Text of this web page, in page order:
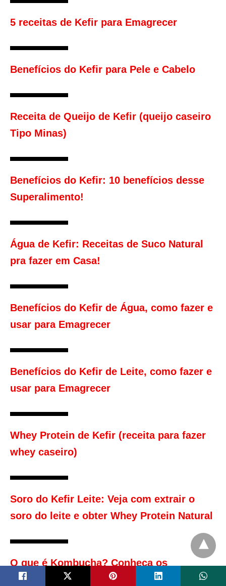
5 receitas de Kefir para Emagrecer
Benefícios do Kefir para Pele e Cabelo
Receita de Queijo de Kefir (queijo caseiro
Tipo Minas)
Benefícios do Kefir: 10 benefícios desse
Superalimento!
Água de Kefir: Receitas de Suco Natural
pra fazer em Casa!
Benefícios do Kefir de Água, como fazer e
usar para Emagrecer
Benefícios do Kefir de Leite, como fazer e
usar para Emagrecer
Whey Protein de Kefir (receita para fazer
whey caseiro)
Soro do Kefir Leite: Veja com extrair o
soro do leite e obter Whey Protein Natural
O que é Kombucha? Conheça os
benefícios da Kombucha para o